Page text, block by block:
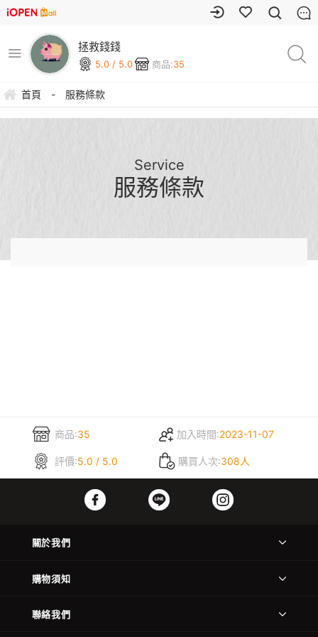
拯救錢錢
5.0 / 5.0 商品:35
首頁 - 服務條款
Service
服務條款
商品:35 加入時間:2023-11-07
評價:5.0 / 5.0 購買人次:308人
關於我們
購物須知
聯絡我們